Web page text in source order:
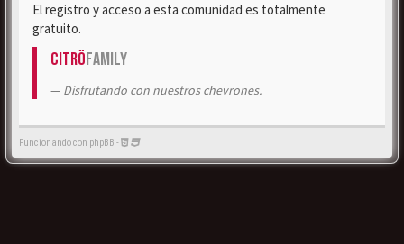
El registro y acceso a esta comunidad es totalmente
gratuito.
CitröFamily
Disfrutando con nuestros chevrones.
Funcionando con phpBB -